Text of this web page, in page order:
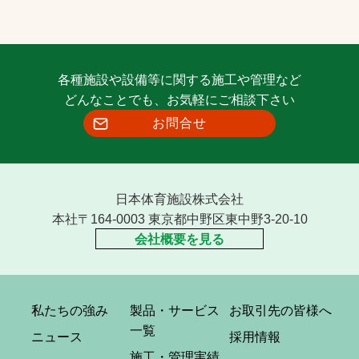
各種施設や設備等に関する施工や管理など
どんなことでも、お気軽にご相談下さい
お問合せ
日本体育施設株式会社
本社〒164-0003 東京都中野区東中野3-20-10
会社概要を見る
私たちの強み
ニュース
製品・サービス
一覧
お取引先の皆様へ
採用情報